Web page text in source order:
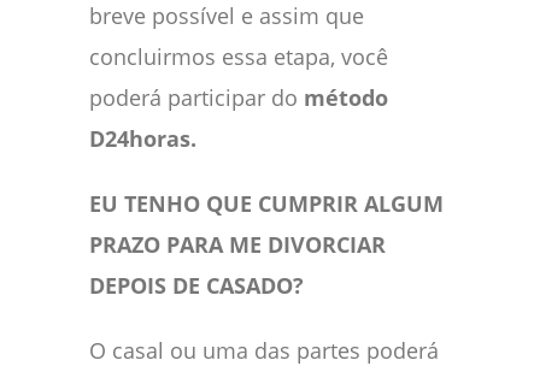
breve possível e assim que
concluirmos essa etapa, você
poderá participar do método
D24horas.
EU TENHO QUE CUMPRIR ALGUM
PRAZO PARA ME DIVORCIAR
DEPOIS DE CASADO?
O casal ou uma das partes poderá